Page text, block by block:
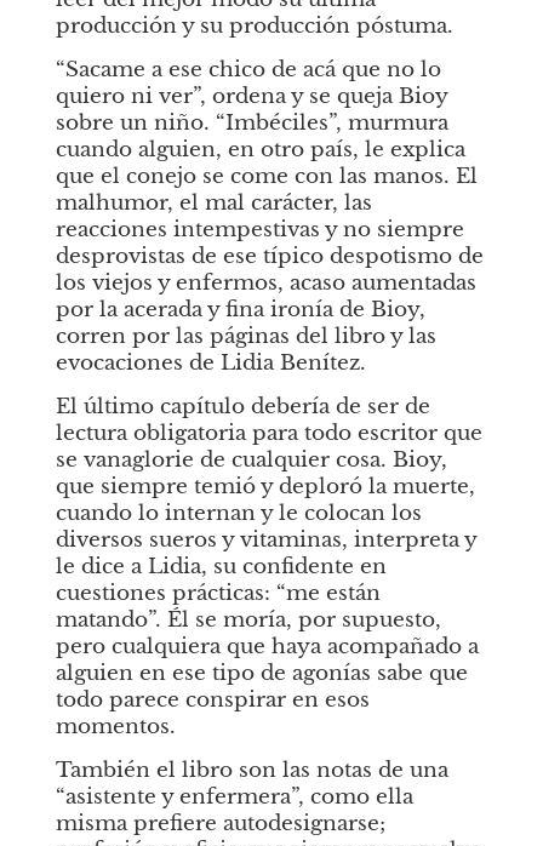
producción y su producción póstuma.
“Sacame a ese chico de acá que no lo
quiero ni ver”, ordena y se queja Bioy
sobre un niño. “Imbéciles”, murmura
cuando alguien, en otro país, le explica
que el conejo se come con las manos. El
malhumor, el mal carácter, las
reacciones intempestivas y no siempre
desprovistas de ese típico despotismo de
los viejos y enfermos, acaso aumentadas
por la acerada y fina ironía de Bioy,
corren por las páginas del libro y las
evocaciones de Lidia Benítez.
El último capítulo debería de ser de
lectura obligatoria para todo escritor que
se vanaglorie de cualquier cosa. Bioy,
que siempre temió y deploró la muerte,
cuando lo internan y le colocan los
diversos sueros y vitaminas, interpreta y
le dice a Lidia, su confidente en
cuestiones prácticas: “me están
matando”. Él se moría, por supuesto,
pero cualquiera que haya acompañado a
alguien en ese tipo de agonías sabe que
todo parece conspirar en esos
momentos.
También el libro son las notas de una
“asistente y enfermera”, como ella
misma prefiere autodesignarse;